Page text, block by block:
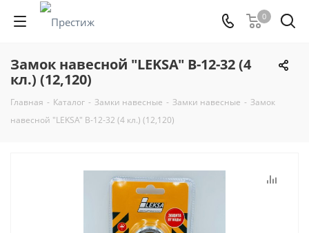
0
Замок навесной "LEKSA" В-12-32 (4
кл.) (12,120)
Главная - Каталог - Замки навесные - Замки навесные - Замок
навесной "LEKSA" В-12-32 (4 кл.) (12,120)